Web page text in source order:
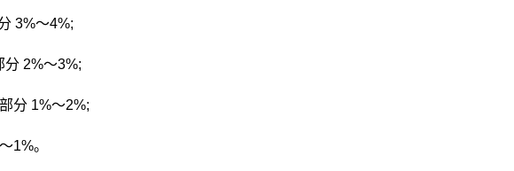
3%～4%;
2%～3%;
分 1%～2%;
1%。